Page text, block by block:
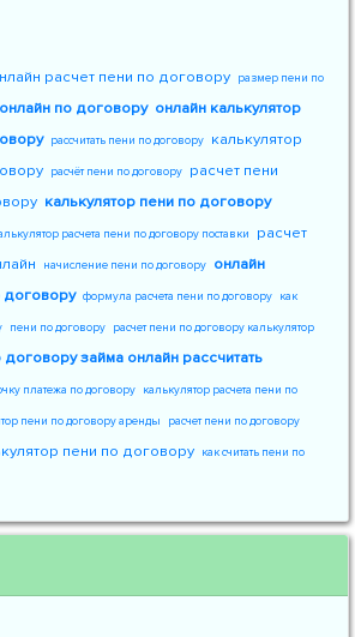
расчет пени по договору размер пени по
по договору онлайн калькулятор
рассчитать пени по договору калькулятор
расчёт пени по договору расчет пени
калькулятор пени по договору
расчета пени по договору поставки
расчет
начисление пени по договору онлайн
договору формула расчета пени по договору как
пени по договору расчет пени по договору калькулятор
договору займа онлайн рассчитать
платежа по договору калькулятор расчета пени по
пени по договору аренды расчет пени по договору
пени по договору как считать пени по